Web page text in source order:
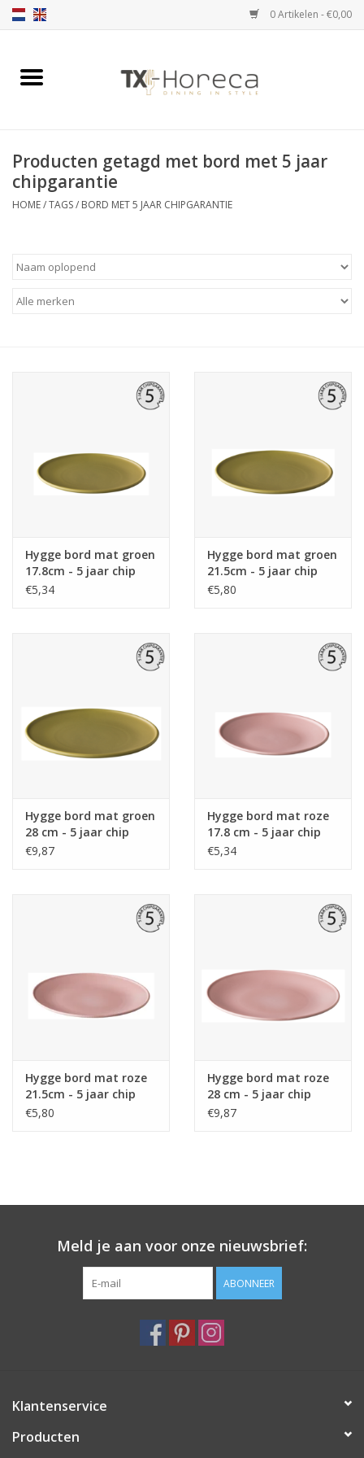
0 Artikelen - €0,00
Home
Catalogi
Partnership Qookingtable
Merken
Contact
Producten getagd met bord met 5 jaar
chipgarantie
HOME/TAGS/ BORD MET 5 JAAR CHIPGARANTIE
Hygge bord mat groen
17.8cm - 5 jaar chip
garantie
€5,34
Hygge bord mat groen
21.5cm - 5 jaar chip
garantie
€5,80
Hygge bord mat groen
28 cm - 5 jaar chip
garantie
€9,87
Hygge bord mat roze
17.8 cm - 5 jaar chip
garantie
€5,34
Hygge bord mat roze
21.5cm - 5 jaar chip
garantie
€5,80
Hygge bord mat roze
28 cm - 5 jaar chip
garantie
€9,87
Meld je aan voor onze nieuwsbrief:
ABONNEER
Klantenservice
Producten